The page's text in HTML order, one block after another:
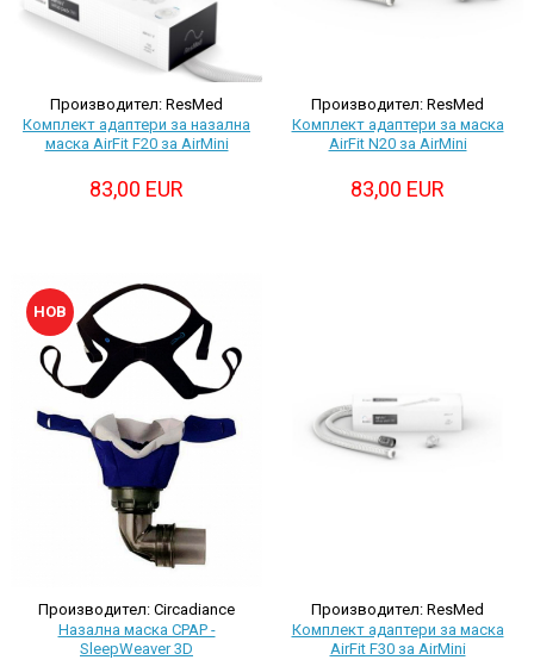
произвежда)
Медицински кислороден спрей
Назални канюли
Удължаващи маркучи
Кислородни маски
Производител: ResMed
Комплект адаптери за назална
маска AirFit F20 за AirMini
83,00 EUR
Производител: ResMed
Комплект адаптери за маска
AirFit N20 за AirMini
83,00 EUR
НОВ
Производител: Circadiance
Назална маска CPAP -
SleepWeaver 3D
Производител: ResMed
Комплект адаптери за маска
AirFit F30 за AirMini